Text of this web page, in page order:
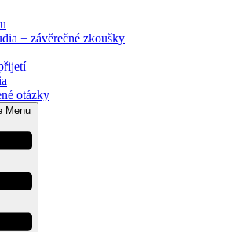
+ závěrečné zkoušky
otázky
Menu